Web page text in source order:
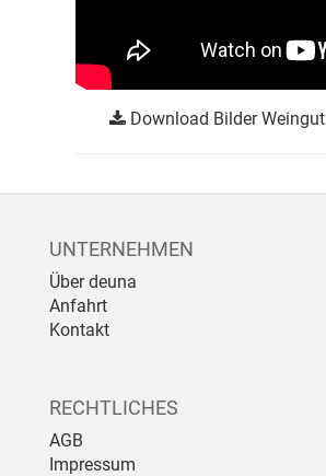
Download Bilder Weingut
UNTERNEHMEN
Über deuna
Anfahrt
Kontakt
RECHTLICHES
AGB
Impressum